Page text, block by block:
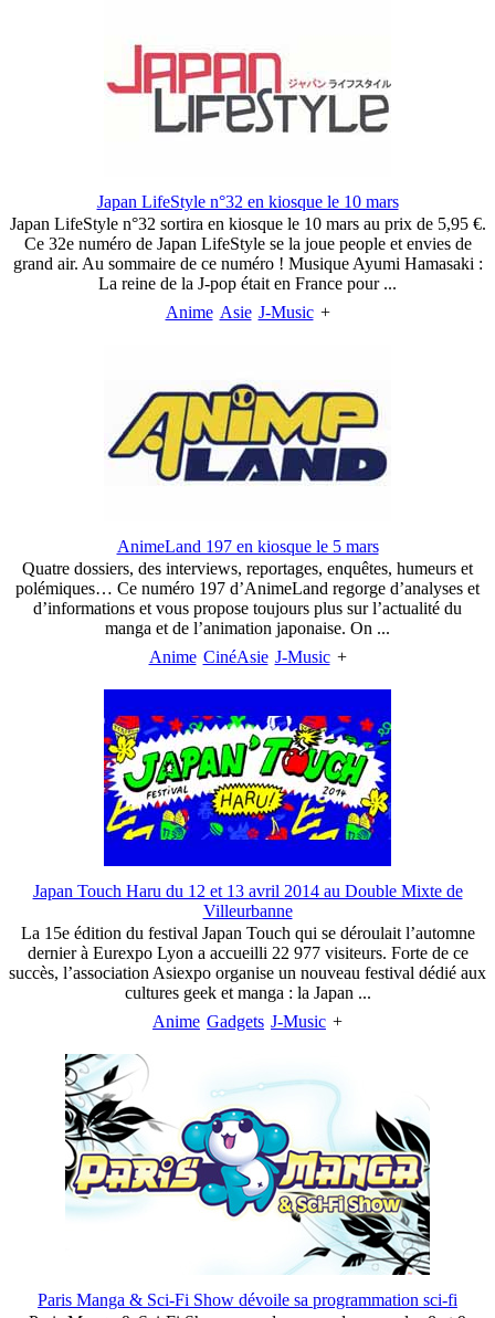
Japan LifeStyle n°32 en kiosque le 10 mars
Japan LifeStyle n°32 sortira en kiosque le 10 mars au prix de 5,95 €.
Ce 32e numéro de Japan LifeStyle se la joue people et envies de
grand air. Au sommaire de ce numéro ! Musique Ayumi Hamasaki :
La reine de la J-pop était en France pour ...
Anime Asie J-Music +
AnimeLand 197 en kiosque le 5 mars
Quatre dossiers, des interviews, reportages, enquêtes, humeurs et
polémiques… Ce numéro 197 d’AnimeLand regorge d’analyses et
d’informations et vous propose toujours plus sur l’actualité du
manga et de l’animation japonaise. On ...
Anime CinéAsie J-Music +
Japan Touch Haru du 12 et 13 avril 2014 au Double Mixte de
Villeurbanne
La 15e édition du festival Japan Touch qui se déroulait l’automne
dernier à Eurexpo Lyon a accueilli 22 977 visiteurs. Forte de ce
succès, l’association Asiexpo organise un nouveau festival dédié aux
cultures geek et manga : la Japan ...
Anime Gadgets J-Music +
Paris Manga & Sci-Fi Show dévoile sa programmation sci-fi